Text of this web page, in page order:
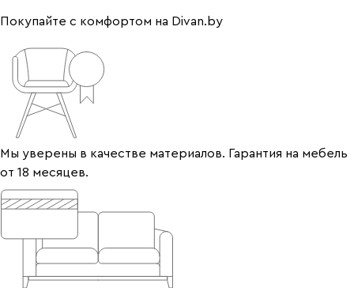
Покупайте с комфортом на Divan.by
Мы уверены в качестве материалов. Гарантия на мебель
от 18 месяцев.